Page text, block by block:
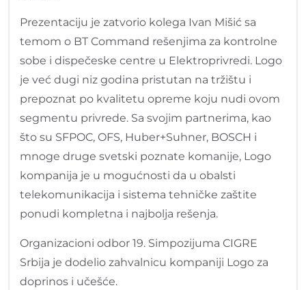
Prezentaciju je zatvorio kolega Ivan Mišić sa
temom o BT Command rešenjima za kontrolne
sobe i dispečeske centre u Elektroprivredi. Logo
je već dugi niz godina pristutan na tržištu i
prepoznat po kvalitetu opreme koju nudi ovom
segmentu privrede. Sa svojim partnerima, kao
što su SFPOC, OFS, Huber+Suhner, BOSCH i
mnoge druge svetski poznate komanije, Logo
kompanija je u mogućnosti da u obalsti
telekomunikacija i sistema tehničke zaštite
ponudi kompletna i najbolja rešenja.
Organizacioni odbor 19. Simpozijuma CIGRE
Srbija je dodelio zahvalnicu kompaniji Logo za
doprinos i učešće.